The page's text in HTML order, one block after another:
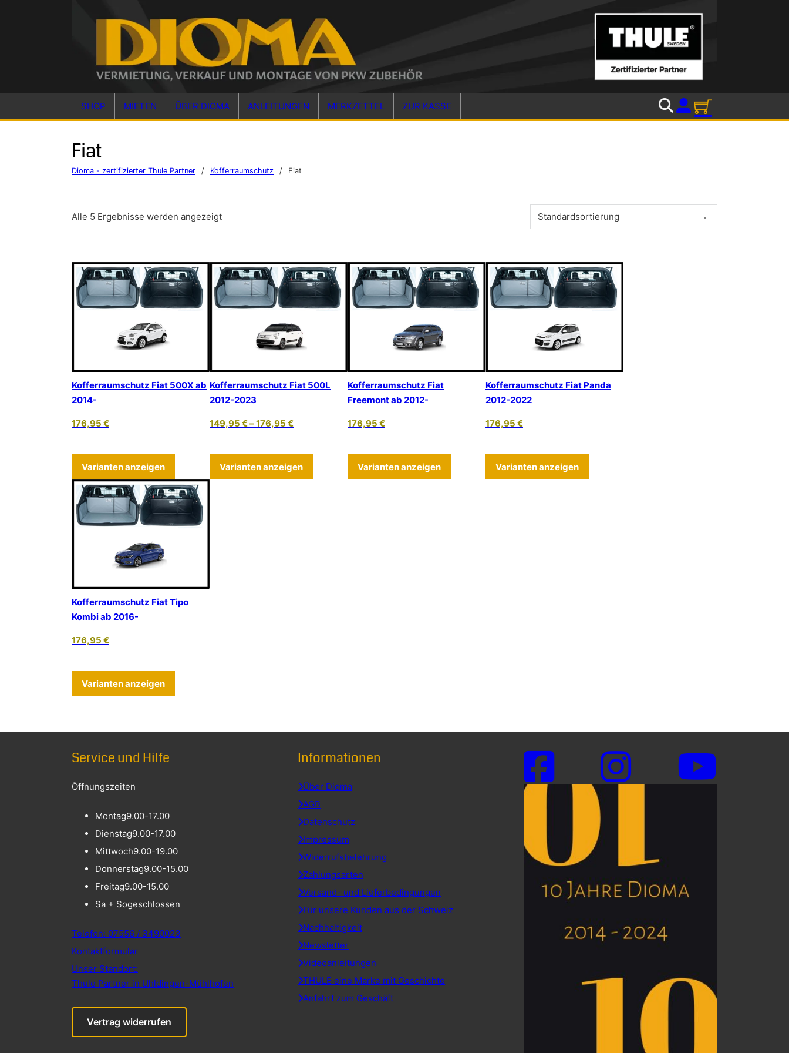
SHOP MIETEN ÜBER DIOMA ANLEITUNGEN MERKZETTEL ZUR KASSE
Fiat
Dioma - zertifizierter Thule Partner / Kofferraumschutz / Fiat
Alle 5 Ergebnisse werden angezeigt
Kofferraumschutz Fiat 500X ab
2014-
176,95 €
Varianten anzeigen
Dieses Produkt weist mehrere Varianten auf. Die Optionen können auf der Produktseite gewählt werden
Kofferraumschutz Fiat 500L
2012-2023
149,95 €–176,95 €
Varianten anzeigen
Dieses Produkt weist mehrere Varianten auf. Die Optionen können auf der Produktseite gewählt werden
Kofferraumschutz Fiat
Freemont ab 2012-
176,95 €
Varianten anzeigen
Dieses Produkt weist mehrere Varianten auf. Die Optionen können auf der
Kofferraumschutz Fiat Panda
2012-2022
176,95 €
Varianten anzeigen
Kofferraumschutz Fiat Tipo
Kombi ab 2016-
176,95 €
Varianten anzeigen
Service und Hilfe
Öffnungszeiten
Montag9.00-17.00
Dienstag9.00-17.00
Mittwoch9.00-19.00
Donnerstag9.00-15.00
Freitag9.00-15.00
Sa + Sogeschlossen
Telefon: 07556 / 3490023
Kontaktformular
Unser Standort:
Thule Partner in Uhldingen-Mühlhofen
Vertrag widerrufen
Informationen
Über Dioma
AGB
Datenschutz
Impressum
Widerrufsbelehrung
Zahlungsarten
Versand- und Lieferbedingungen
Für unsere Kunden aus der Schweiz
Nachhaltigkeit
Newsletter
Videoanleitungen
THULE eine Marke mit Geschichte
Anfahrt zum Geschäft